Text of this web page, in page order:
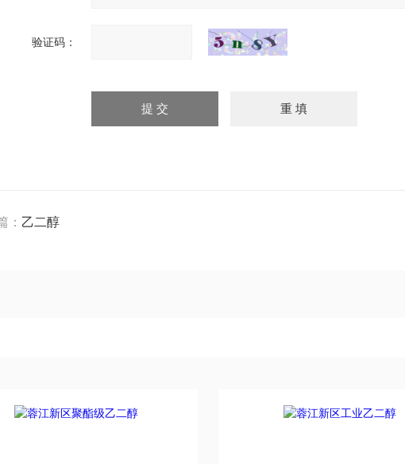
验证码：
： 乙二醇